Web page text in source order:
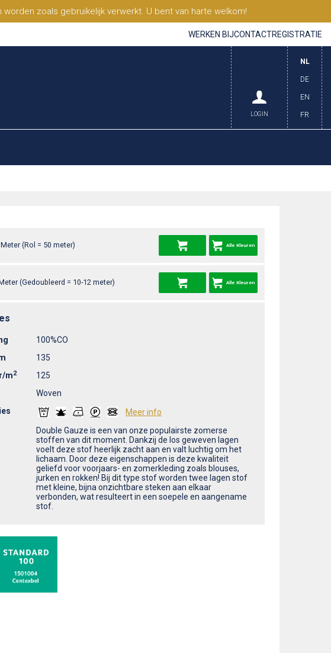
zoals gebruikelijk verwerkt. U bent van harte welkom!
WERKEN BIJCONTACTREGISTRATIE
NL
DE
EN
FR
LOGIN
Meter (Rol = 50 meter) Alle Kleuren
(Gedoubleerd = 10-12 meter) Alle Kleuren
100%CO
135
m2
125
Woven
Meer info
Double Gauze is een van onze populairste zomerse
stoffen van dit moment. Dankzij de los geweven lagen
voelt deze stof heerlijk zacht aan en valt luchtig om het
lichaam. Door deze eigenschappen is deze kwaliteit
geliefd voor voorjaars- en zomerkleding zoals blouses,
jurken en rokken! Bij dit type stof worden twee lagen stof
met kleine, bijna onzichtbare steken aan elkaar
verbonden, wat resulteert in een soepele en aangename
stof.